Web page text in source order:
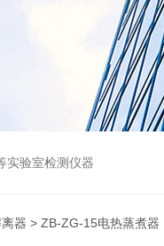
实验室检测仪器
器 > ZB-ZG-15电热蒸煮器